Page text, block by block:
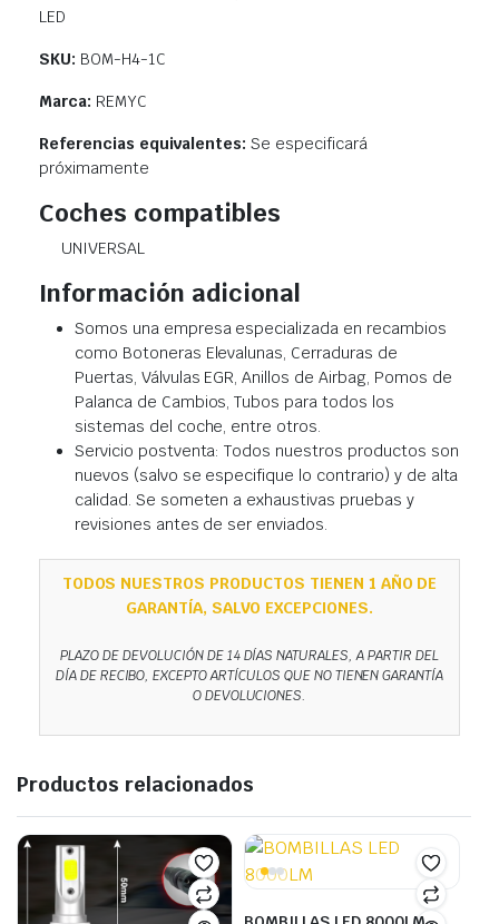
LED
SKU: BOM-H4-1C
Marca: REMYC
Referencias equivalentes:Se especificará
próximamente
Coches compatibles
UNIVERSAL
Información adicional
Somos una empresa especializada en recambios
como Botoneras Elevalunas, Cerraduras de
Puertas, Válvulas EGR, Anillos de Airbag, Pomos de
Palanca de Cambios, Tubos para todos los
sistemas del coche, entre otros.
Servicio postventa: Todos nuestros productos son
nuevos (salvo se especifique lo contrario) y de alta
calidad. Se someten a exhaustivas pruebas y
revisiones antes de ser enviados.
TODOS NUESTROS PRODUCTOS TIENEN 1 AÑO DE
GARANTÍA, SALVO EXCEPCIONES.
PLAZO DE DEVOLUCIÓN DE 14 DÍAS NATURALES, A PARTIR DEL
DÍA DE RECIBO, EXCEPTO ARTÍCULOS QUE NO TIENEN GARANTÍA
O DEVOLUCIONES.
Productos relacionados